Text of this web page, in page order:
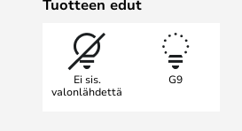
voidaan
Tuotteen edut
Ei sis.
valonlähdettä
G9